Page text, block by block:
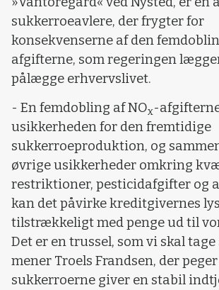
sukkerroeavlere, der frygter for
konsekvenserne af den
afgifterne, som regeringen
pålægge erhvervslivet.
- En femdobling af NOx-
usikkerheden for den fremtidige
sukkerroeproduktion, og
øvrige usikkerheder omkring
restriktioner, pesticidafgifter og
kan det påvirke kreditgivernes
tilstrækkeligt med penge ud til
Det er en trussel, som vi skal tage
mener Troels Frandsen, der
sukkerroerne giver en stabil